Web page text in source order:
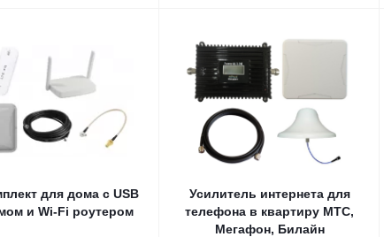
для дома с USB
и Wi-Fi роутером
Усилитель интернета для
телефона в квартиру МТС,
Мегафон, Билайн